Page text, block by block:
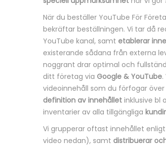
v
n
i
n
g
När du beställer YouTube För
bekräftar beställningen. Vi tar då
YouTube kanal, samt etablerar
existerande sådana från externa
noggrant drar optimal och
ditt företag via Google & YouTube.
videoinnehåll som du förfogar
definition av innehållet inklusive bl a
inventarier av alla tillgängliga
Vi grupperar oftast innehållet enligt
video nedan), samt distribuerar